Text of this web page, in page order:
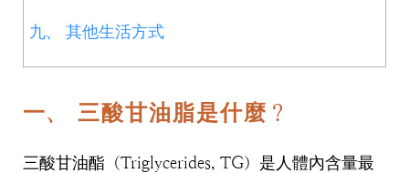
九、 其他生活方式
一、 三酸甘油脂是什麼？
三酸甘油酯（Triglycerides, TG）是人體內含量最